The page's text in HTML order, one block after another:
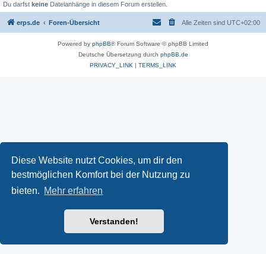
Diese Website nutzt Cookies, um dir den
bestmöglichen Komfort bei der Nutzung zu
bieten. Mehr erfahren
Verstanden!
Du darfst keine Dateianhänge in diesem Forum erstellen.
erps.de Foren-Übersicht Alle Zeiten sind UTC+02:00
Powered by phpBB® Forum Software © phpBB Limited
Deutsche Übersetzung durch phpBB.de
PRIVACY_LINK | TERMS_LINK